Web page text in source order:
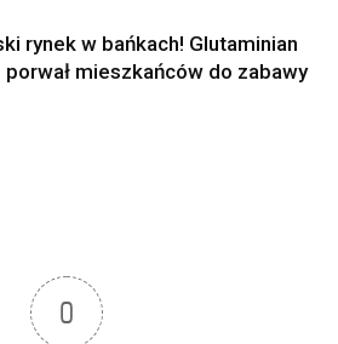
rynek w bańkach! Glutaminian
porwał mieszkańców do zabawy
0